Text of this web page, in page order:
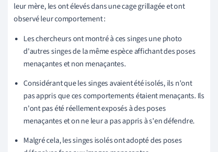
leur mère, les ont élevés dans une cage grillagée et ont
observé leur comportement :
Les chercheurs ont montré à ces singes une photo
d'autres singes de la même espèce affichant des poses
menaçantes et non menaçantes.
Considérant que les singes avaient été isolés, ils n'ont
pas appris que ces comportements étaient menaçants. Ils
n'ont pas été réellement exposés à des poses
menaçantes et on ne leur a pas appris à s'en défendre.
Malgré cela, les singes isolés ont adopté des poses